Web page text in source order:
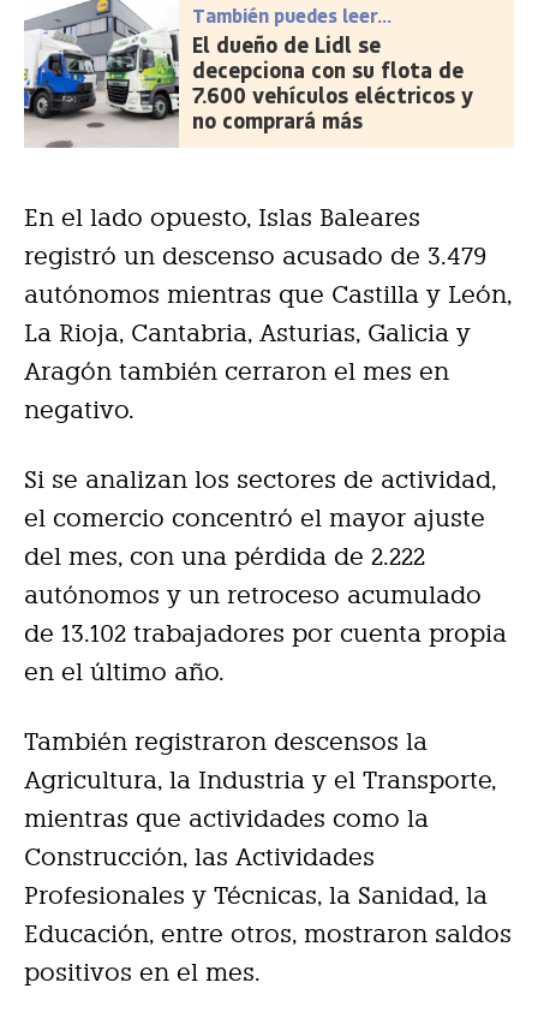
También puedes leer...
El dueño de Lidl se
decepciona con su flota de
7.600 vehículos eléctricos y
no comprará más
En el lado opuesto, Islas Baleares
registró un descenso acusado de 3.479
autónomos mientras que Castilla y León,
La Rioja, Cantabria, Asturias, Galicia y
Aragón también cerraron el mes en
negativo.
Si se analizan los sectores de actividad,
el comercio concentró el mayor ajuste
del mes, con una pérdida de 2.222
autónomos y un retroceso acumulado
de 13.102 trabajadores por cuenta propia
en el último año.
También registraron descensos la
Agricultura, la Industria y el Transporte,
mientras que actividades como la
Construcción, las Actividades
Profesionales y Técnicas, la Sanidad, la
Educación, entre otros, mostraron saldos
positivos en el mes.